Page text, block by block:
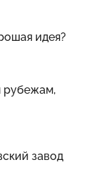
идея?
рубежам,
завод